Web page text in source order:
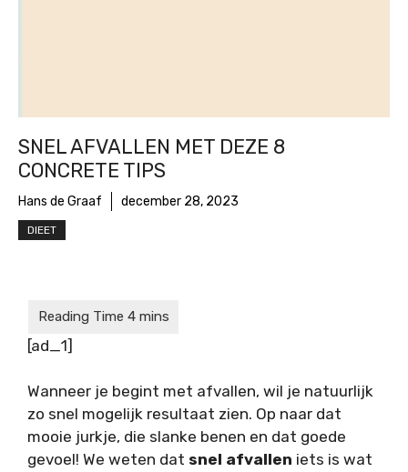
SNEL AFVALLEN MET DEZE 8
CONCRETE TIPS
Hans de Graaf december 28, 2023
DIEET
[ad_1]
Wanneer je begint met afvallen, wil je natuurlijk
zo snel mogelijk resultaat zien. Op naar dat
mooie jurkje, die slanke benen en dat goede
gevoel! We weten dat snel afvallen iets is wat